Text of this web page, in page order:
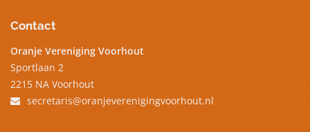
Contact
Oranje Vereniging Voorhout
Sportlaan 2
2215 NA Voorhout
secretaris@oranjeverenigingvoorhout.nl